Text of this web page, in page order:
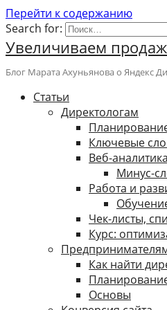
Перейти к содержанию
Search for:
Увеличиваем
Блог Марата Ахуньянова о Яндекс
Cтатьи
Директологам
Ключевые
Веб-
Минус-
Работа и
Чек-листы,
Курс:
Как найти
Основы